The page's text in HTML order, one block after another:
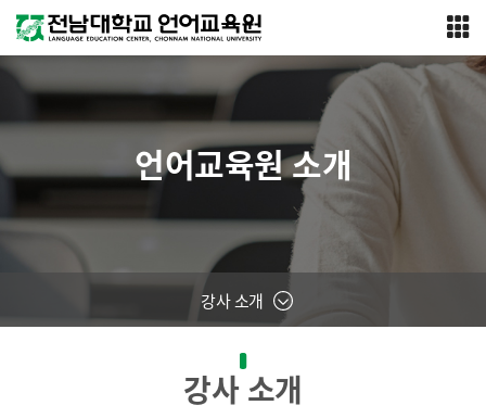
강사 소개
언어교육원 소개
강사 소개